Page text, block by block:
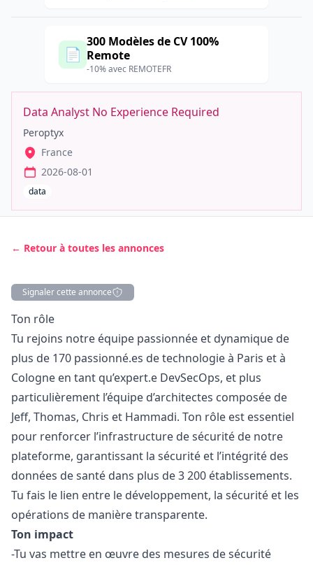
📄
300 Modèles de CV 100%
Remote
-10% avec REMOTEFR
Data Analyst No Experience Required
Peroptyx
France
2026-08-01
data
← Retour à toutes les annonces
Signaler cette annonce
Description
Ton rôle
Tu rejoins notre équipe passionnée et dynamique de
plus de 170 passionné.es de technologie à Paris et à
Cologne en tant qu’expert.e DevSecOps, et plus
particulièrement l’équipe d’architectes composée de
Jeff, Thomas, Chris et Hammadi. Ton rôle est essentiel
pour renforcer l’infrastructure de sécurité de notre
plateforme, garantissant la sécurité et l’intégrité des
données de santé dans plus de 3 200 établissements.
Tu fais le lien entre le développement, la sécurité et les
opérations de manière transparente.
Ton impact
-Tu vas mettre en œuvre des mesures de sécurité